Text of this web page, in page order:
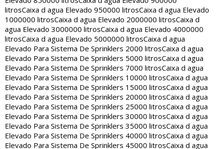
litrosCaixa d agua Elevado 950000 litrosCaixa d agua Elevado
1000000 litrosCaixa d agua Elevado 2000000 litrosCaixa d
agua Elevado 3000000 litrosCaixa d agua Elevado 4000000
litrosCaixa d agua Elevado 5000000 litrosCaixa d agua
Elevado Para Sistema De Sprinklers 2000 litrosCaixa d agua
Elevado Para Sistema De Sprinklers 5000 litrosCaixa d agua
Elevado Para Sistema De Sprinklers 7000 litrosCaixa d agua
Elevado Para Sistema De Sprinklers 10000 litrosCaixa d agua
Elevado Para Sistema De Sprinklers 15000 litrosCaixa d agua
Elevado Para Sistema De Sprinklers 20000 litrosCaixa d agua
Elevado Para Sistema De Sprinklers 25000 litrosCaixa d agua
Elevado Para Sistema De Sprinklers 30000 litrosCaixa d agua
Elevado Para Sistema De Sprinklers 35000 litrosCaixa d agua
Elevado Para Sistema De Sprinklers 40000 litrosCaixa d agua
Elevado Para Sistema De Sprinklers 45000 litrosCaixa d agua